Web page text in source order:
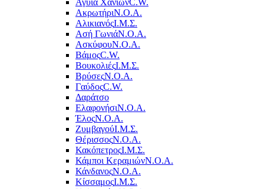
Αγυιά ΧανίωνC.W.
ΑκρωτήριΝ.Ο.Α.
ΑλικιανόςΙ.Μ.Σ.
Ασή ΓωνιάΝ.Ο.Α.
ΑσκύφουΝ.Ο.Α.
ΒάμοςC.W.
ΒουκολιέςΙ.Μ.Σ.
ΒρύσεςΝ.Ο.Α.
ΓαύδοςC.W.
Δαράτσο
ΕλαφονήσιΝ.Ο.Α.
ΈλοςΝ.Ο.Α.
ΖυμβαγούΙ.Μ.Σ.
ΘέρισσοςΝ.Ο.Α.
ΚακόπετροςΙ.Μ.Σ.
Κάμποι ΚεραμιώνΝ.Ο.Α.
ΚάνδανοςΝ.Ο.Α.
ΚίσσαμοςΙ.Μ.Σ.